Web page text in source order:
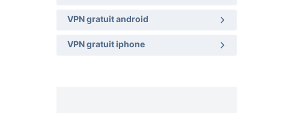
VPN gratuit android
VPN gratuit iphone